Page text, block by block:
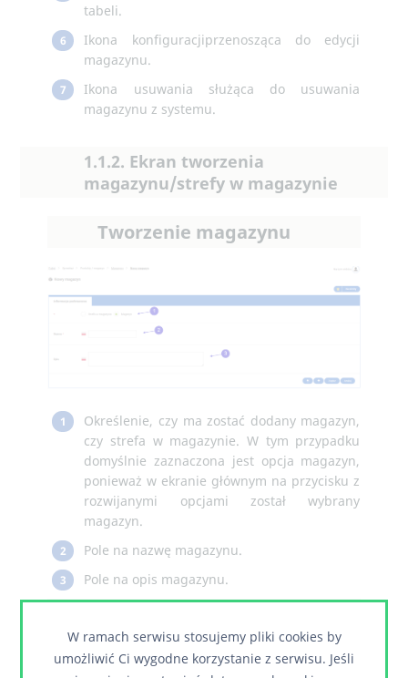
tabeli.
6
Ikona konfiguracjiprzenosząca do edycji
magazynu.
7
Ikona usuwania służąca do usuwania
magazynu z systemu.
1.1.2. Ekran tworzenia
magazynu/strefy w magazynie
Tworzenie magazynu
1
Określenie, czy ma zostać dodany magazyn,
czy strefa w magazynie. W tym przypadku
domyślnie zaznaczona jest opcja magazyn,
ponieważ w ekranie głównym na przycisku z
rozwijanymi opcjami został wybrany
magazyn.
2 Pole na nazwę magazynu.
3 Pole na opis magazynu.
magazynie
W ramach serwisu stosujemy pliki cookies by
umożliwić Ci wygodne korzystanie z serwisu. Jeśli